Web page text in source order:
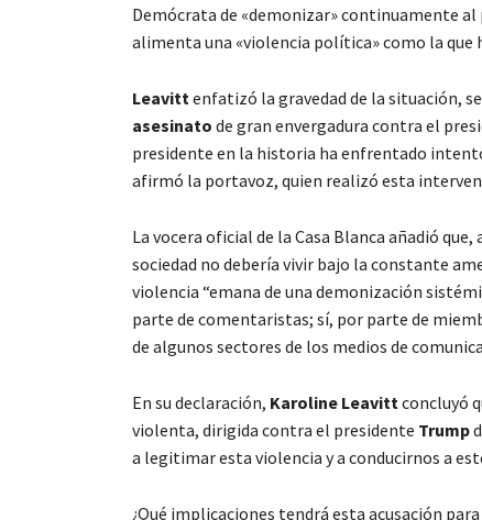
Demócrata de «demonizar» continuamente
alimenta una «violencia política» como la que
Leavittenfatizó la gravedad de la situación,
asesinato de gran envergadura contra el
presidente en la historia ha enfrentado
afirmó la portavoz, quien realizó esta
La vocera oficial de la Casa Blanca añadió que,
sociedad no debería vivir bajo la constante
violencia “emana de una demonización
parte de comentaristas; sí, por parte de
de algunos sectores de los medios de
En su declaración, Karoline Leavittconcluyó
violenta, dirigida contra el presidente Trump
a legitimar esta violencia y a conducirnos a
¿Qué implicaciones tendrá esta acusación